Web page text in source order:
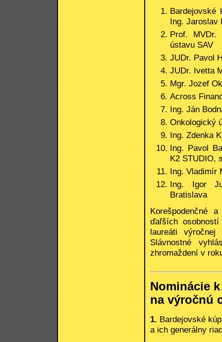
Bardejovské
Ing. Jaroslav
Prof. MVDr.
ústavu SAV
JUDr. Pavol
JUDr. Ivetta
Mgr. Jozef
Across
Ing. Ján
Onkologický
Ing. Zdenka
Ing. Pavol
K2 STUDIO,
Ing. Vladimír
Ing. Igor
Bratislava
Korešpodenčné
ďaľších
laureáti
Slávnostné
zhromaždení v
Nominácie
na výročnú
1. Bardejovské
a ich generálny